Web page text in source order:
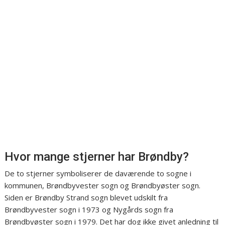
Hvor mange stjerner har Brøndby?
De to stjerner symboliserer de daværende to sogne i
kommunen, Brøndbyvester sogn og Brøndbyøster sogn.
Siden er Brøndby Strand sogn blevet udskilt fra
Brøndbyvester sogn i 1973 og Nygårds sogn fra
Brøndbyøster sogn i 1979. Det har dog ikke givet anledning til